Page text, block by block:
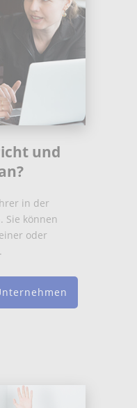
und
in der
Sie können
oder